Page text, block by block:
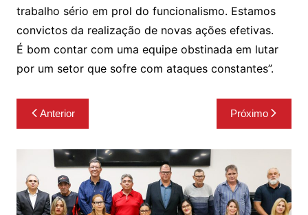
trabalho sério em prol do funcionalismo. Estamos
convictos da realização de novas ações efetivas.
É bom contar com uma equipe obstinada em lutar
por um setor que sofre com ataques constantes”.
Navegação
de
Post
Anterior Próximo